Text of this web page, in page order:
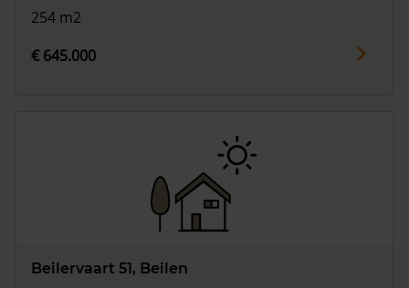
254 m2
€ 645.000
Beilervaart 51, Beilen